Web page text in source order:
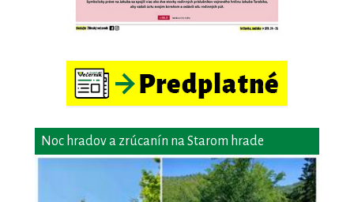
Noc hradov a zrúcanín na Starom hrade